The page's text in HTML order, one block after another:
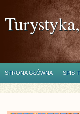
STRONA GŁÓWNA SPIS